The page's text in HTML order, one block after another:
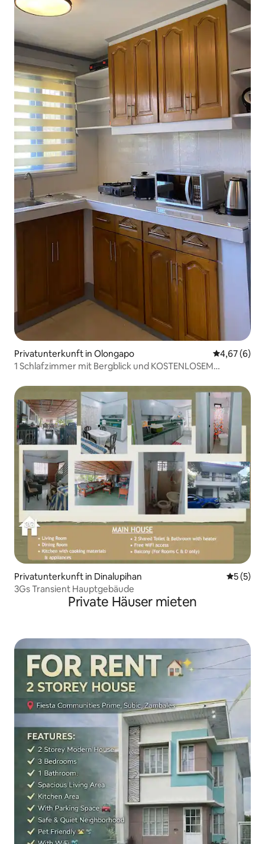
Privatunterkunft in Olongapo
4,67 (6)
1 Schlafzimmer mit Bergblick und KOSTENLOSEM
Privatunterkunft in Dinalupihan
5 (5)
3Gs Transient Hauptgebäude
Private Häuser mieten